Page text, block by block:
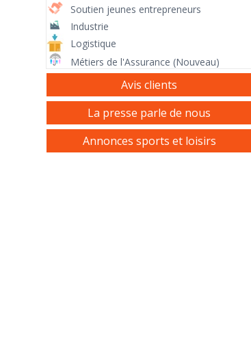
Soutien jeunes entrepreneurs
Industrie
Logistique
Métiers de l'Assurance (Nouveau)
Avis clients
La presse parle de nous
Annonces sports et loisirs